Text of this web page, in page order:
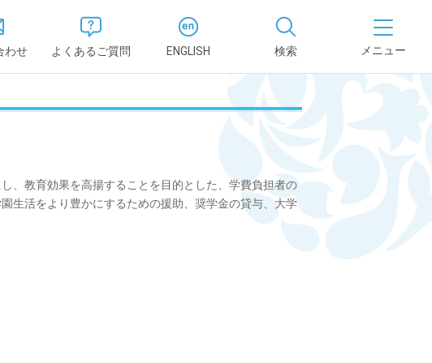
わせ よくあるご質問 ENGLISH 検索
計画履行状況報告書
教育の修学支援新制
理学部
、教育効果を高揚することを目的とした、学費負担者の
生活をより豊かにするための援助、奨学金の貸与、大学